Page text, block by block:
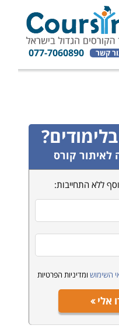
קשר 077-7060890
קורס
ללא התחייבות:
השימוש ומדיניות הפרטיות
אלי